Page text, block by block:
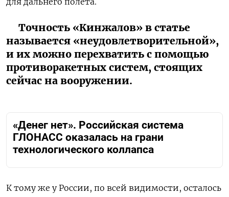
Точность «Кинжалов» в статье
называется «неудовлетворительной»,
и их можно перехватить с помощью
противоракетных систем, стоящих
сейчас на вооружении.
«Денег нет». Российская система
ГЛОНАСС оказалась на грани
технологического коллапса
К тому же у России, по всей видимости, осталось